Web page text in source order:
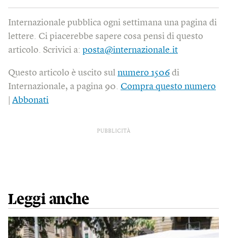
Internazionale pubblica ogni settimana una pagina di
lettere. Ci piacerebbe sapere cosa pensi di questo
articolo. Scrivici a: posta@internazionale.it
Questo articolo è uscito sul numero 1506 di
Internazionale, a pagina 90. Compra questo numero
Abbonati
PUBBLICITÀ
Leggi anche